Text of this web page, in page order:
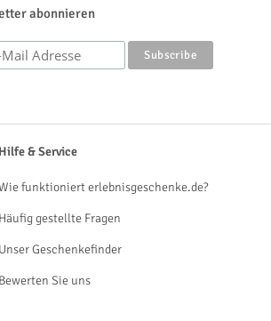
abonnieren
Hilfe & Service
funktioniert erlebnisgeschenke.de?
Häufig gestellte Fragen
Unser Geschenkefinder
Bewerten Sie uns